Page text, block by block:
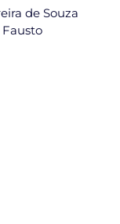
de Souza
Fausto